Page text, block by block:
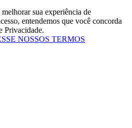
sua experiência de
entendemos que você concorda
Privacidade.
NOSSOS TERMOS